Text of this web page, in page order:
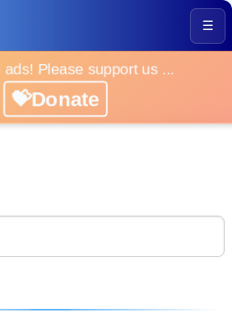
☰
Please support us ...
💝Donate